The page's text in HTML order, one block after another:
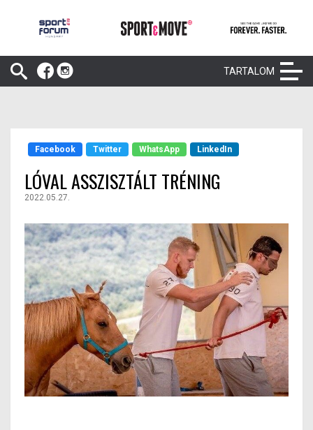
TARTALOM
Facebook Twitter WhatsApp LinkedIn
LÓVAL ASSZISZTÁLT TRÉNING
2022.05.27.